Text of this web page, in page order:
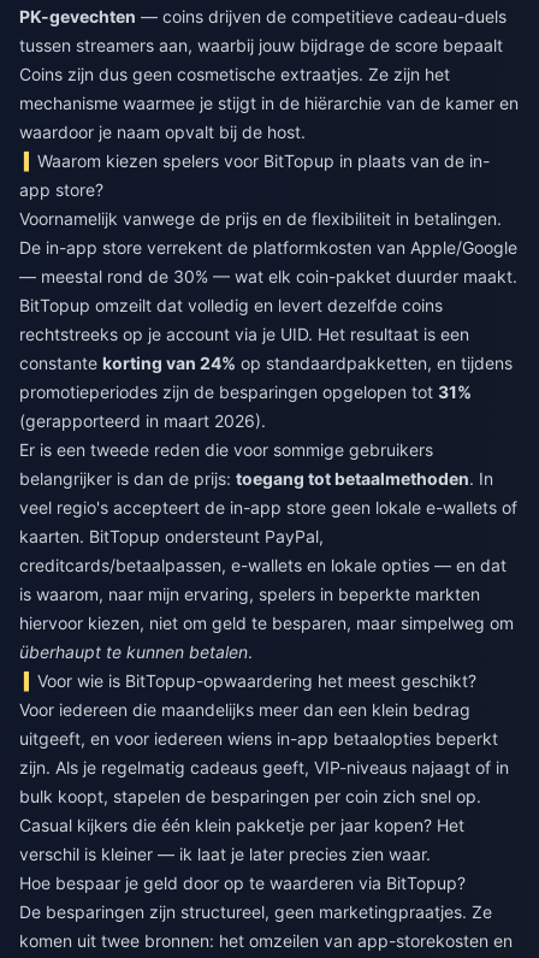
PK-gevechten — coins drijven de competitieve cadeau-duels
tussen streamers aan, waarbij jouw bijdrage de score bepaalt
Coins zijn dus geen cosmetische extraatjes. Ze zijn het
mechanisme waarmee je stijgt in de hiërarchie van de kamer en
waardoor je naam opvalt bij de host.
Waarom kiezen spelers voor BitTopup in plaats van de in-
app store?
Voornamelijk vanwege de prijs en de flexibiliteit in betalingen.
De in-app store verrekent de platformkosten van Apple/Google
— meestal rond de 30% — wat elk coin-pakket duurder maakt.
BitTopup omzeilt dat volledig en levert dezelfde coins
rechtstreeks op je account via je UID. Het resultaat is een
constante korting van 24% op standaardpakketten, en tijdens
promotieperiodes zijn de besparingen opgelopen tot 31%
(gerapporteerd in maart 2026).
Er is een tweede reden die voor sommige gebruikers
belangrijker is dan de prijs: toegang tot betaalmethoden. In
veel regio's accepteert de in-app store geen lokale e-wallets of
kaarten. BitTopup ondersteunt PayPal,
creditcards/betaalpassen, e-wallets en lokale opties — en dat
is waarom, naar mijn ervaring, spelers in beperkte markten
hiervoor kiezen, niet om geld te besparen, maar simpelweg om
überhaupt te kunnen betalen.
Voor wie is BitTopup-opwaardering het meest geschikt?
Voor iedereen die maandelijks meer dan een klein bedrag
uitgeeft, en voor iedereen wiens in-app betaalopties beperkt
zijn. Als je regelmatig cadeaus geeft, VIP-niveaus najaagt of in
bulk koopt, stapelen de besparingen per coin zich snel op.
Casual kijkers die één klein pakketje per jaar kopen? Het
verschil is kleiner — ik laat je later precies zien waar.
Hoe bespaar je geld door op te waarderen via BitTopup?
De besparingen zijn structureel, geen marketingpraatjes. Ze
komen uit twee bronnen: het omzeilen van app-storekosten en